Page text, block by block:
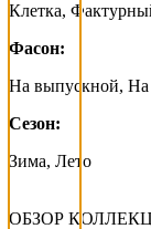
Клетка,
Фасон:
На выпускной,
Сезон:
Зима, Лето
ОБЗОР